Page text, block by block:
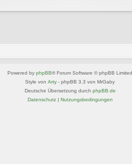
Powered by phpBB® Forum Software © phpBB Limited
Style von Arty - phpBB 3.3 von MrGaby
Deutsche Übersetzung durch phpBB.de
Datenschutz| Nutzungsbedingungen